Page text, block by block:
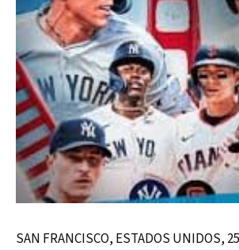
SAN FRANCISCO, ESTADOS UNIDOS,